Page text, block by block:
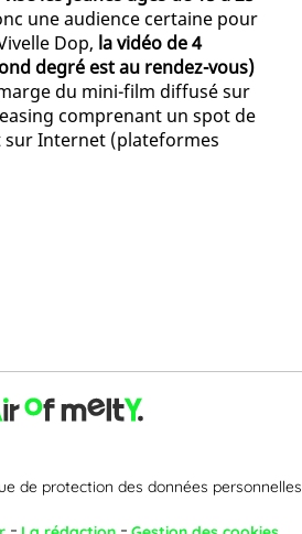
une audience certaine pour
Dop, la vidéo de 4
degré est au rendez-vous)
du mini-film diffusé sur
comprenant un spot de
sur Internet (plateformes
de protection des données personnelles